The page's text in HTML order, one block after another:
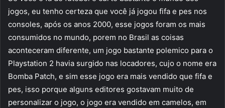
jogos, eu tenho certeza que você já jogou fifa e pes nos
consoles, após os anos 2000, esse jogos foram os mais
consumidos no mundo, porem no Brasil as coisas
aconteceram diferente, um jogo bastante polemico para o
Playstation 2 havia surgido nas locadores, cujo o nome era
Bomba Patch, e sim esse jogo era mais vendido que fifa e
pes, isso porque alguns editores gostavam muito de
personalizar o jogo, o jogo era vendido em camelos, em